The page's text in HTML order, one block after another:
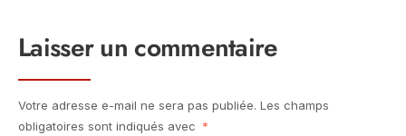
Laisser un commentaire
Votre adresse e-mail ne sera pas publiée. Les champs
obligatoires sont indiqués avec *